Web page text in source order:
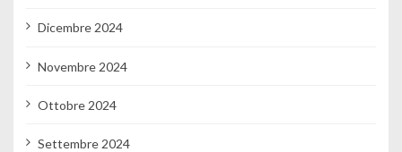
Dicembre 2024
Novembre 2024
Ottobre 2024
Settembre 2024